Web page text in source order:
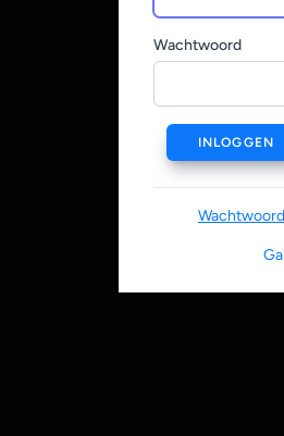
Wachtwoord
INLOGGEN